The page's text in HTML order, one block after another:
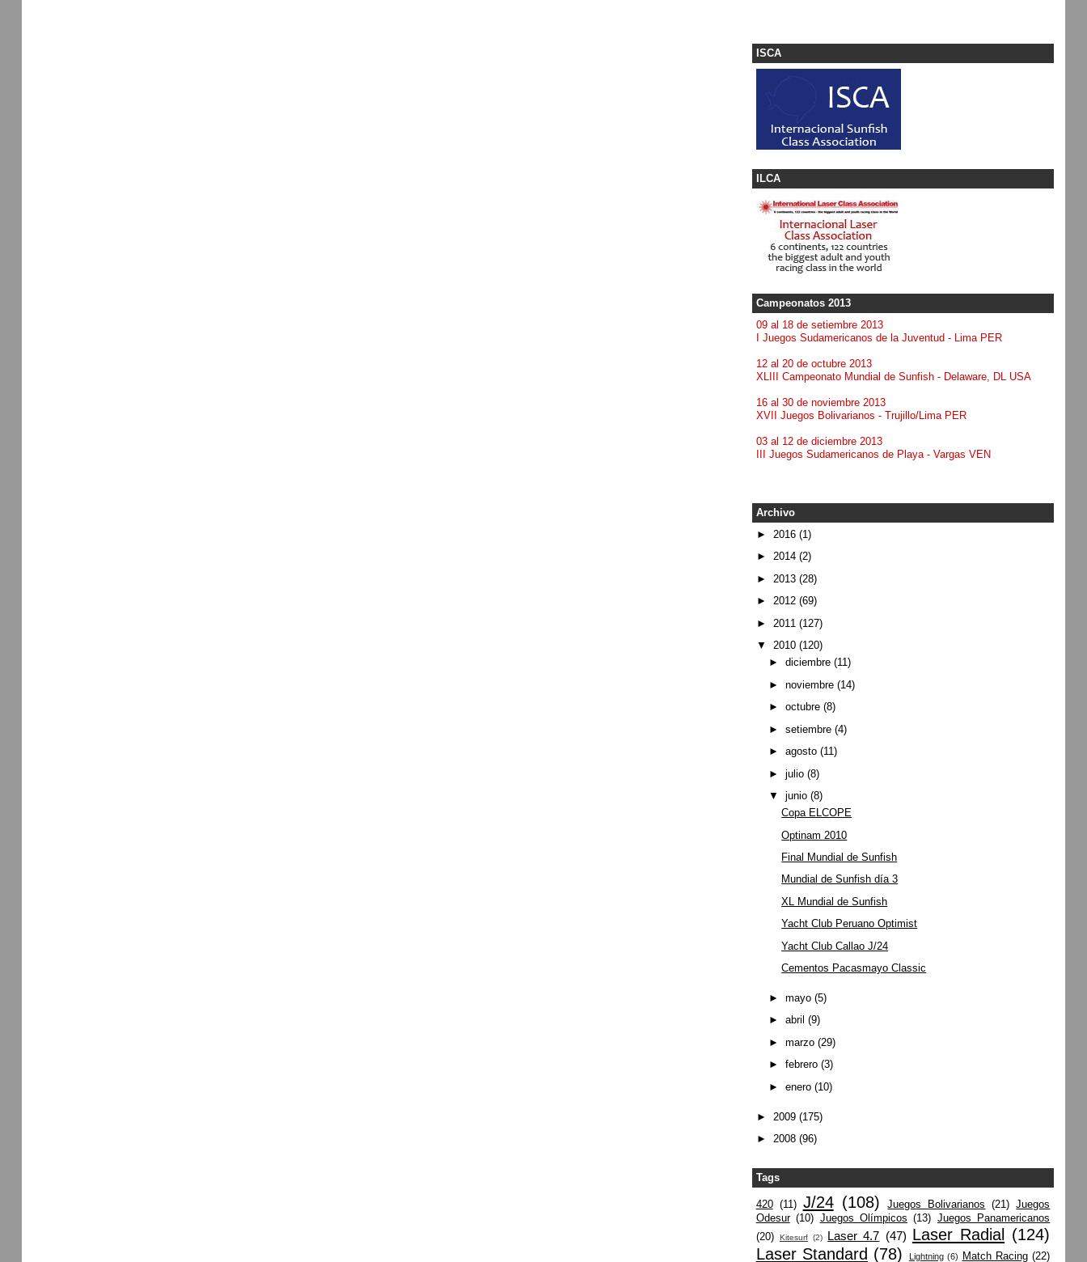
ISCA
ILCA
Campeonatos 2013
09 al 18 de setiembre 2013
I Juegos Sudamericanos de la Juventud - Lima PER
12 al 20 de octubre 2013
XLIII Campeonato Mundial de Sunfish - Delaware, DL USA
16 al 30 de noviembre 2013
XVII Juegos Bolivarianos - Trujillo/Lima PER
03 al 12 de diciembre 2013
III Juegos Sudamericanos de Playa - Vargas VEN
Archivo
► 2016 (1)
► 2014 (2)
► 2013 (28)
► 2012 (69)
► 2011 (127)
▼ 2010 (120)
► diciembre (11)
► noviembre (14)
► octubre (8)
► setiembre (4)
► agosto (11)
► julio (8)
▼ junio (8)
Copa ELCOPE
Optinam 2010
Final Mundial de Sunfish
Mundial de Sunfish día 3
XL Mundial de Sunfish
Yacht Club Peruano Optimist
Yacht Club Callao J/24
Cementos Pacasmayo Classic
► mayo (5)
► abril (9)
► marzo (29)
► febrero (3)
► enero (10)
► 2009 (175)
► 2008 (96)
Tags
420 (11) J/24 (108) Juegos Bolivarianos (21) Juegos
Odesur (10) Juegos Olímpicos (13) Juegos Panamericanos
(20)
Kitesurf (2) Laser 4.7 (47) Laser Radial
(124)
Laser Standard (78) Lightning (6) Match Racing (22)